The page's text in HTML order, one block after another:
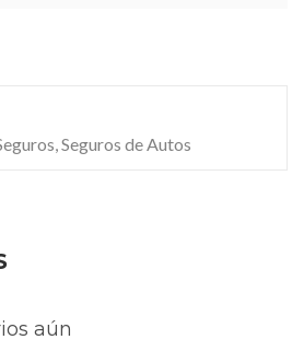
Seguros de Autos
aún